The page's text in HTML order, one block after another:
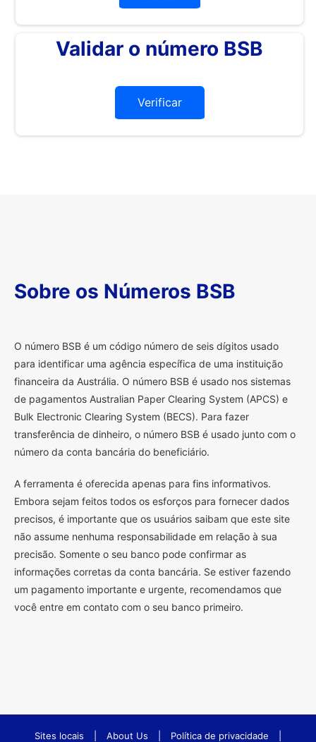
Validar o número BSB
Verificar
Sobre os Números BSB
O número BSB é um código número de seis dígitos usado
para identificar uma agência específica de uma instituição
financeira da Austrália. O número BSB é usado nos sistemas
de pagamentos Australian Paper Clearing System (APCS) e
Bulk Electronic Clearing System (BECS). Para fazer
transferência de dinheiro, o número BSB é usado junto com o
número da conta bancária do beneficiário.
A ferramenta é oferecida apenas para fins informativos.
Embora sejam feitos todos os esforços para fornecer dados
precisos, é importante que os usuários saibam que este site
não assume nenhuma responsabilidade em relação à sua
precisão. Somente o seu banco pode confirmar as
informações corretas da conta bancária. Se estiver fazendo
um pagamento importante e urgente, recomendamos que
você entre em contato com o seu banco primeiro.
Sites locais About Us Política de privacidade